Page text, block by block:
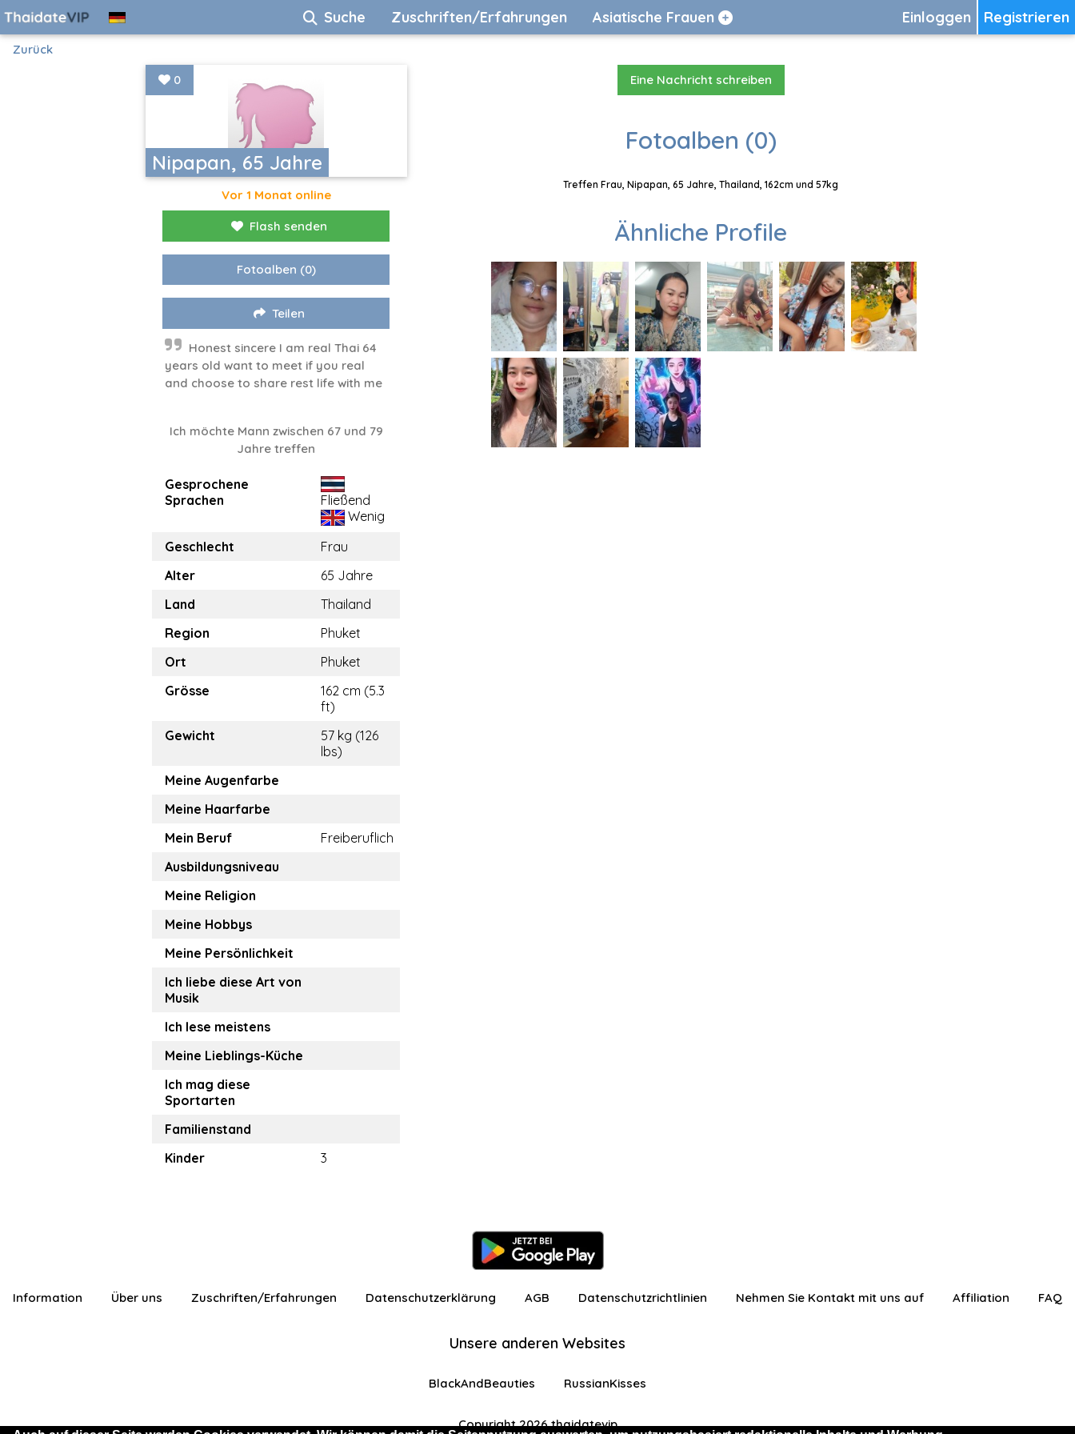
Registrieren
Einloggen
Suche Zuschriften/Erfahrungen Asiatische Frauen
Zurück
Nipapan, 65 Jahre
0
Vor 1 Monat online
Flash senden
Fotoalben (0)
Teilen
Honest sincere I am real Thai 64
years old want to meet if you real
and choose to share rest life with me
Ich möchte Mann zwischen 67 und 79
Jahre treffen
Gesprochene
Sprachen
Fließend
Wenig
Geschlecht
Frau
Alter
65 Jahre
Land
Thailand
Region
Phuket
Ort
Phuket
Grösse
162 cm (5.3
ft)
Gewicht
57 kg (126
lbs)
Meine Augenfarbe
Meine Haarfarbe
Mein Beruf
Freiberuflich
Ausbildungsniveau
Meine Religion
Meine Hobbys
Meine Persönlichkeit
Ich liebe diese Art von
Musik
Ich lese meistens
Meine Lieblings-Küche
Ich mag diese
Sportarten
Familienstand
Kinder
3
Eine Nachricht schreiben
Fotoalben (0)
Treffen Frau, Nipapan, 65 Jahre, Thailand, 162cm und 57kg
Ähnliche Profile
Information Über uns Zuschriften/Erfahrungen Datenschutzerklärung AGB Datenschutzrichtlinien Nehmen Sie Kontakt mit uns auf Affiliation FAQ
Unsere anderen Websites
BlackAndBeauties RussianKisses
Copyright 2026 thaidatevip